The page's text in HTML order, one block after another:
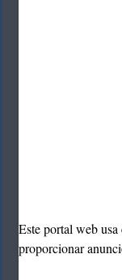
Este portal web
proporcionar